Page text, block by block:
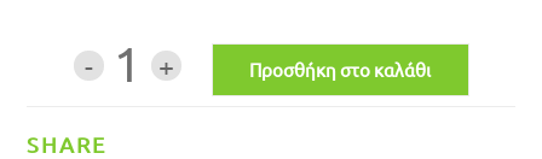
1
SHARE